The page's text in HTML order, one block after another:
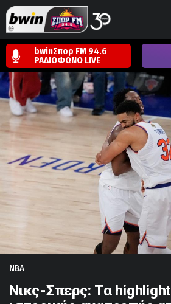
bwinΣπορ FM 94.6
ΡΑΔΙΟΦΩΝΟ LIVE
NBA
Νικς-Σπερς: Τα